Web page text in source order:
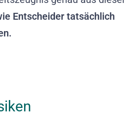
Entscheider tatsächlich